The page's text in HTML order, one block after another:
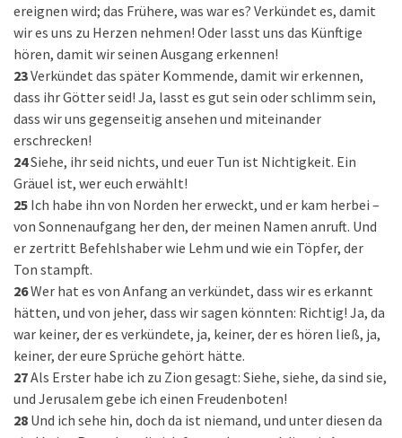
ereignen wird; das Frühere, was war es? Verkündet es, damit
wir es uns zu Herzen nehmen! Oder lasst uns das Künftige
hören, damit wir seinen Ausgang erkennen!
23Verkündet das später Kommende, damit wir erkennen,
dass ihr Götter seid! Ja, lasst es gut sein oder schlimm sein,
dass wir uns gegenseitig ansehen und miteinander
erschrecken!
24Siehe, ihr seid nichts, und euer Tun ist Nichtigkeit. Ein
Gräuel ist, wer euch erwählt!
25 Ich habe ihn von Norden her erweckt, und er kam herbei –
von Sonnenaufgang her den, der meinen Namen anruft. Und
er zertritt Befehlshaber wie Lehm und wie ein Töpfer, der
Ton stampft.
26Wer hat es von Anfang an verkündet, dass wir es erkannt
hätten, und von jeher, dass wir sagen könnten: Richtig! Ja, da
war keiner, der es verkündete, ja, keiner, der es hören ließ, ja,
keiner, der eure Sprüche gehört hätte.
27Als Erster habe ich zu Zion gesagt: Siehe, siehe, da sind sie,
und Jerusalem gebe ich einen Freudenboten!
28 Und ich sehe hin, doch da ist niemand, und unter diesen da